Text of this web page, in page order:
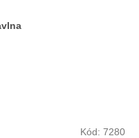
Kód: 7280